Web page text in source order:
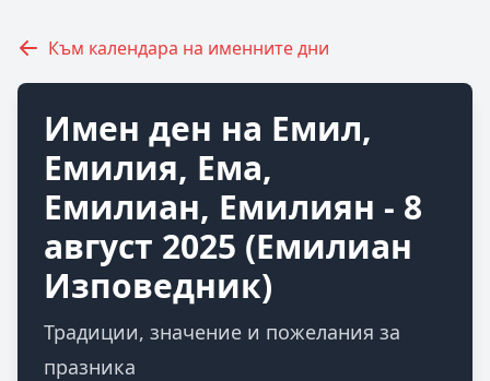
Към календара на именните дни
Имен ден на Емил,
Емилия, Ема,
Емилиан, Емилиян - 8
август 2025 (Емилиан
Изповедник)
Традиции, значение и пожелания за
празника